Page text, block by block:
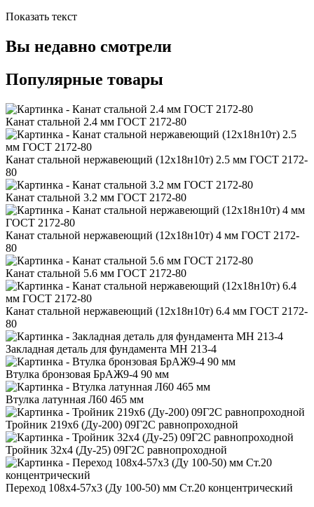
Показать текст
Вы недавно смотрели
Популярные товары
Канат стальной 2.4 мм ГОСТ 2172-80
Канат стальной нержавеющий (12х18н10т) 2.5 мм ГОСТ 2172-
80
Канат стальной 3.2 мм ГОСТ 2172-80
Канат стальной нержавеющий (12х18н10т) 4 мм ГОСТ 2172-
80
Канат стальной 5.6 мм ГОСТ 2172-80
Канат стальной нержавеющий (12х18н10т) 6.4 мм ГОСТ 2172-
80
Закладная деталь для фундамента МН 213-4
Втулка бронзовая БрАЖ9-4 90 мм
Втулка латунная Л60 465 мм
Тройник 219x6 (Ду-200) 09Г2С равнопроходной
Тройник 32x4 (Ду-25) 09Г2С равнопроходной
Переход 108x4-57x3 (Ду 100-50) мм Ст.20 концентрический